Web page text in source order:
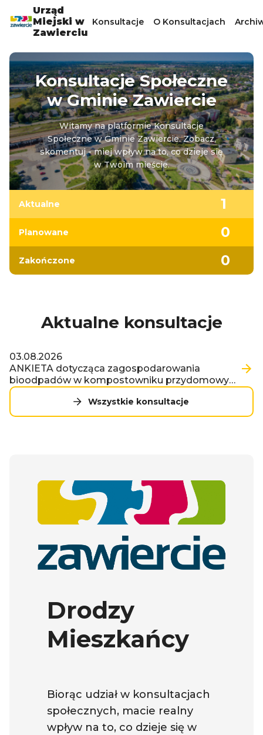
Urząd
Miejski w
Zawierciu
Konsultacje O Konsultacjach
Konsultacje Społeczne
w Gminie Zawiercie
Witamy na platformie Konsultacje
Społeczne w Gminie Zawiercie. Zobacz,
skomentuj - miej wpływ na to, co dzieje się
w Twoim mieście.
Aktualne 1
Planowane 0
Zakończone 0
Aktualne konsultacje
03.08.2026
ANKIETA dotycząca zagospodarowania
bioodpadów w kompostowniku przydomowym
na terenie Gminy Zawiercie w 2025 roku
Wszystkie konsultacje
Drodzy
Mieszkańcy
Biorąc udział w konsultacjach
społecznych, macie realny
wpływ na to, co dzieje się w